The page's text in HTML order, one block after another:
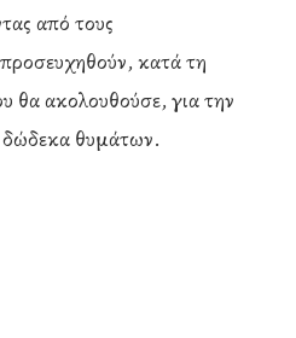
από τους
κατά τη
θα ακολουθούσε, για την
θυμάτων.